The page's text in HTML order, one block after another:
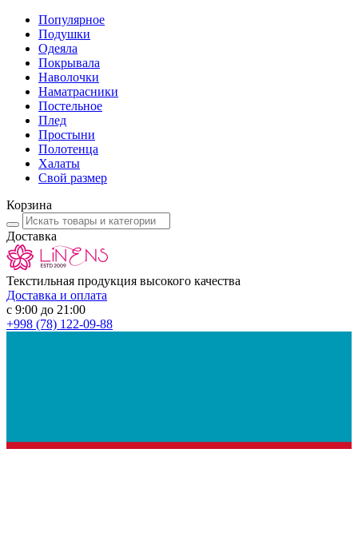
Популярное
Подушки
Одеяла
Покрывала
Наволочки
Наматрасники
Постельное
Плед
Простыни
Полотенца
Халаты
Свой размер
Корзина
Доставка
Текстильная продукция высокого качества
Доставка и оплата
с 9:00 до 21:00
+998 (78) 122-09-88